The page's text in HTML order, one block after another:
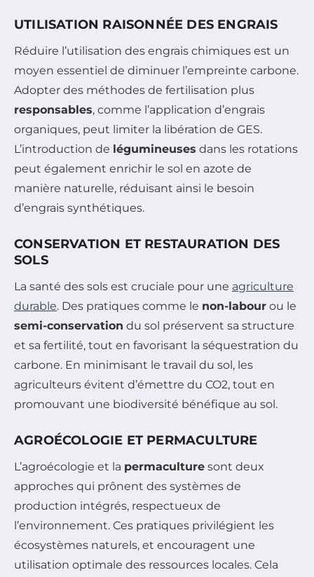
UTILISATION RAISONNÉE DES ENGRAIS
Réduire l’utilisation des engrais chimiques est un
moyen essentiel de diminuer l’empreinte carbone.
Adopter des méthodes de fertilisation plus
responsables, comme l’application d’engrais
organiques, peut limiter la libération de GES.
L’introduction de légumineuses dans les rotations
peut également enrichir le sol en azote de
manière naturelle, réduisant ainsi le besoin
d’engrais synthétiques.
CONSERVATION ET RESTAURATION DES
SOLS
La santé des sols est cruciale pour une agriculture
durable. Des pratiques comme le non-labour ou le
semi-conservation du sol préservent sa structure
et sa fertilité, tout en favorisant la séquestration du
carbone. En minimisant le travail du sol, les
agriculteurs évitent d’émettre du CO2, tout en
promouvant une biodiversité bénéfique au sol.
AGROÉCOLOGIE ET PERMACULTURE
L’agroécologie et la permaculture sont deux
approches qui prônent des systèmes de
production intégrés, respectueux de
l’environnement. Ces pratiques privilégient les
écosystèmes naturels, et encouragent une
utilisation optimale des ressources locales. Cela